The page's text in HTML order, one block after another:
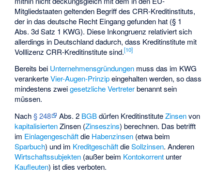
Mitgliedstaaten geltenden Begriff des CRR-Kreditinstituts,
der in das deutsche Recht Eingang gefunden hat (§ 1
Abs. 3d Satz 1 KWG). Diese Inkongruenz relativiert sich
allerdings in Deutschland dadurch, dass Kreditinstitute mit
Volllizenz CRR-Kreditinstitute sind.[10]
Bereits bei Unternehmensgründungen muss das im KWG
verankerteVier-Augen-Prinzipeingehalten werden, so dass
mindestens zweigesetzliche Vertreterbenannt sein
müssen.
Nach§ 248 Abs. 2 BGBdürfen KreditinstituteZinsenvon
kapitalisiertenZinsen (Zinseszins) berechnen. Das betrifft
im Einlagengeschäftdie Habenzinsen (etwa beim
Sparbuch) und im KreditgeschäftdieSollzinsen. Anderen
Wirtschaftssubjekten (außer beim Kontokorrent unter
Kaufleuten) ist dies verboten.